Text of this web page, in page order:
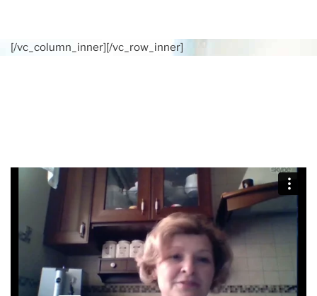
[/vc_column_inner][/vc_row_inner]